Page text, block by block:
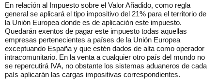
En relación al Impuesto sobre el Valor Añadido, como regla
general se aplicará el tipo impositivo del 21% para el territorio de
la Unión Europea donde es de aplicación este impuesto.
Quedarán exentos de pagar este impuesto todas aquellas
empresas pertenecientes a países de la Unión Europea
exceptuando España y que estén dados de alta como operador
intracomunitario. En la venta a cualquier otro país del mundo no
se repercutirá IVA, no obstante los sistemas aduaneros de cada
país aplicarán las cargas impositivas correspondientes.